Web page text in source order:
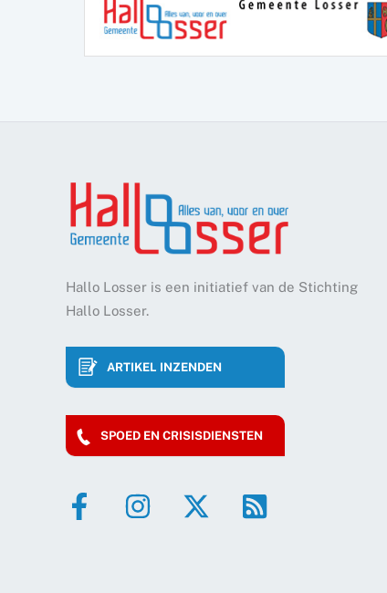
Hallo Losser is een initiatief van de Stichting
Hallo Losser.
ARTIKEL INZENDEN
SPOED EN CRISISDIENSTEN